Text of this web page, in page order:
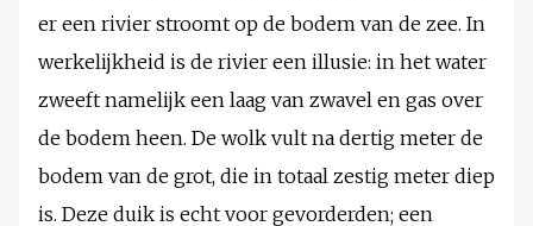
er een rivier stroomt op de bodem van de zee. In
werkelijkheid is de rivier een illusie: in het water
zweeft namelijk een laag van zwavel en gas over
de bodem heen. De wolk vult na dertig meter de
bodem van de grot, die in totaal zestig meter diep
is. Deze duik is echt voor gevorderden; een